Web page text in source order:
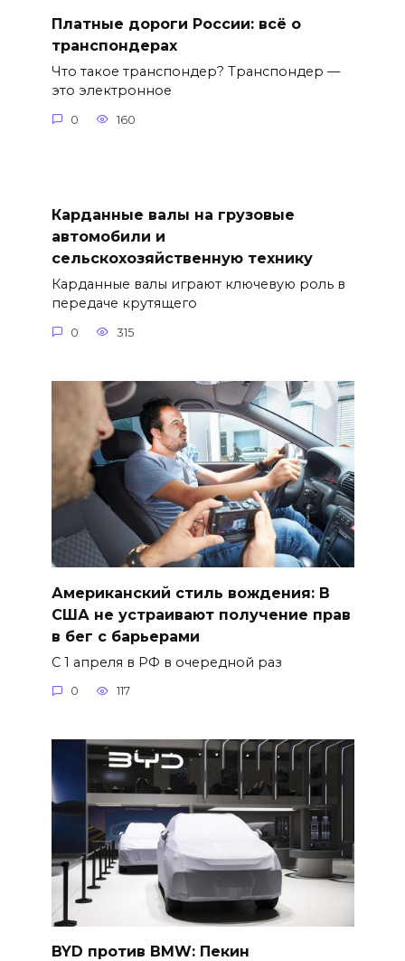
Платные дороги России: всё о
транспондерах
Что такое транспондер? Транспондер —
это электронное
0 160
Карданные валы на грузовые
автомобили и
сельскохозяйственную технику
Карданные валы играют ключевую роль в
передаче крутящего
0 315
Американский стиль вождения: В
США не устраивают получение прав
в бег с барьерами
С 1 апреля в РФ в очередной раз
0 117
BYD против BMW: Пекин